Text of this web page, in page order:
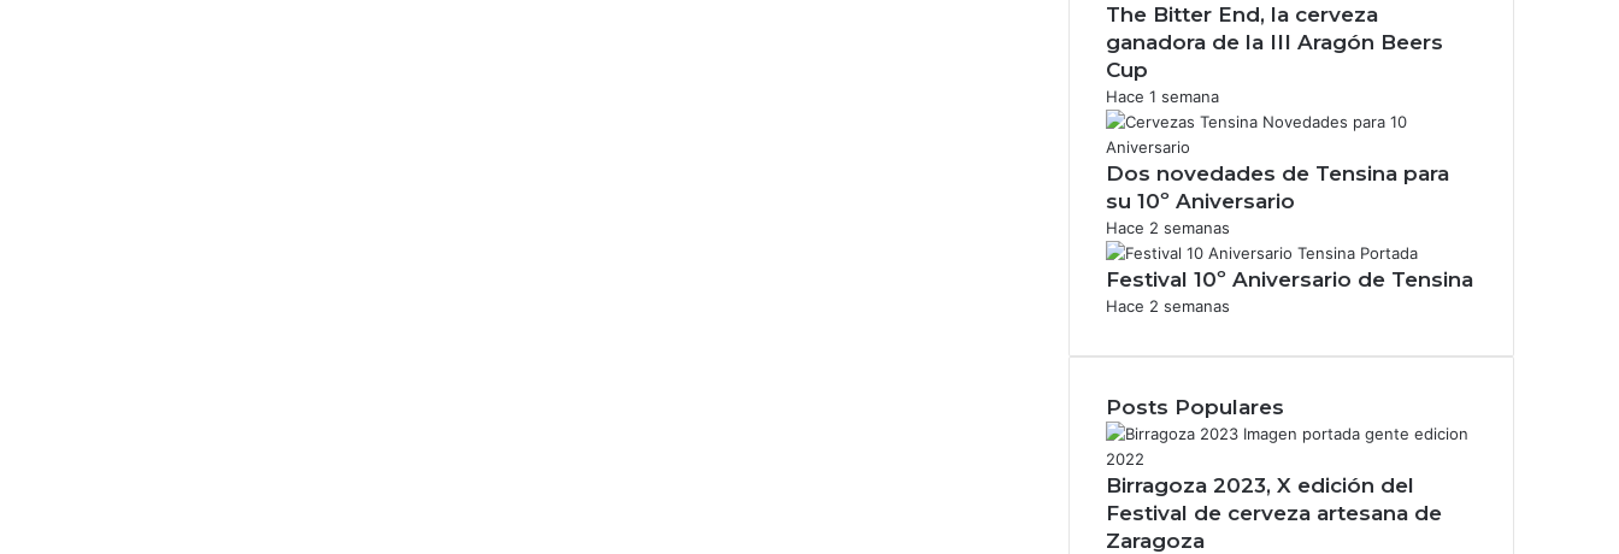
The Bitter End, la cerveza
ganadora de la III Aragón Beers
Cup
Hace 1 semana
Dos novedades de Tensina para
su 10º Aniversario
Hace 2 semanas
Festival 10º Aniversario de Tensina
Hace 2 semanas
Posts Populares
Birragoza 2023, X edición del
Festival de cerveza artesana de
Zaragoza